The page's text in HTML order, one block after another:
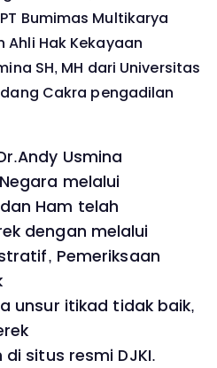
Bumimas Multikarya
Ahli Hak Kekayaan
SH, MH dari Universitas
Cakra pengadilan
Usmina
melalui
Ham telah
dengan melalui
Pemeriksaan
unsur itikad tidak baik,
situs resmi DJKI.